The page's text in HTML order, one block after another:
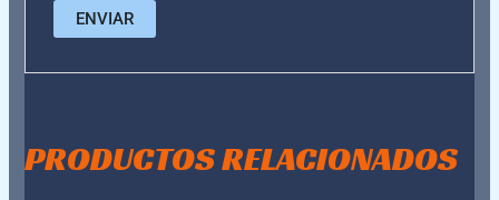
PRODUCTOS RELACIONADOS